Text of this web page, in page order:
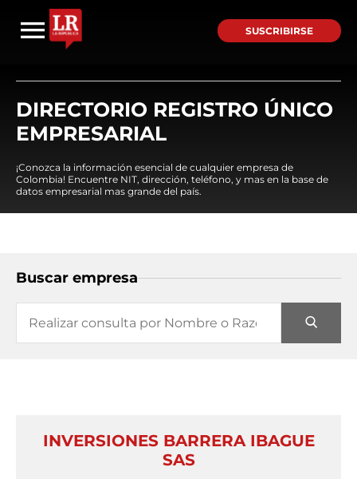
SUSCRIBIRSE
DIRECTORIO REGISTRO ÚNICO
EMPRESARIAL
¡Conozca la información esencial de cualquier empresa de
Colombia! Encuentre NIT, dirección, teléfono, y mas en la base de
datos empresarial mas grande del país.
Buscar empresa
INVERSIONES BARRERA IBAGUE
SAS